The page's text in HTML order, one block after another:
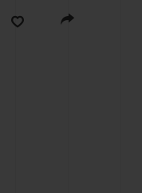
BIG BANG